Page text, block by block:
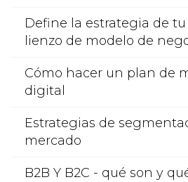
Define la estrategia de tu
lienzo de modelo de
Cómo hacer un plan de
digital
Estrategias de
mercado
B2B Y B2C - qué son y